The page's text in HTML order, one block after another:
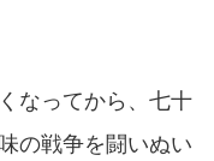
なってから、七十
の戦争を闘いぬい